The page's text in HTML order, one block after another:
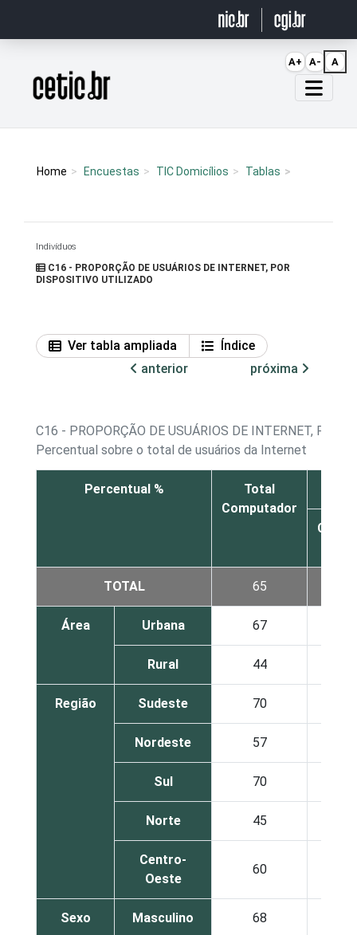
Página inicial
Home Encuestas TIC Domicílios Tablas
Indivíduos
C16 - PROPORÇÃO DE USUÁRIOS DE INTERNET, POR
DISPOSITIVO UTILIZADO
Ver tabla ampliada
Índice
anterior
próxima
C16 - PROPORÇÃO DE USUÁRIOS DE INTERNET, POR
Percentual sobre o total de usuários da Internet
Percentual %
Total
Computador
TOTAL 65
Área Urbana 67
Rural 44
Região Sudeste 70
Nordeste 57
Sul 70
Norte 45
Centro-
Oeste
60
Sexo Masculino 68
A+ A- A